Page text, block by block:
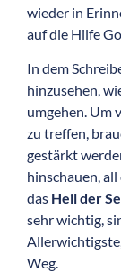
wieder in
auf die Hilfe
In dem
hinzusehen,
umgehen. Um
zu treffen,
gestärkt
hinschauen,
das Heil der
sehr wichtig,
Weg.